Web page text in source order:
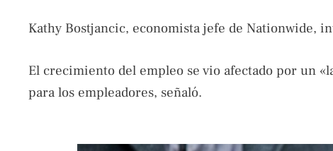
Kathy Bostjancic, economista jefe de Nationwide,
El crecimiento del empleo se vio afectado por un
para los empleadores, señaló.